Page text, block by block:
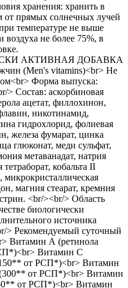
хранения: хранить в
прямых солнечных лучей
температуре не выше
воздуха не более 75%, в
АКТИВНАЯ ДОБАВКА
(Men's vitamins)<br> Не
Форма выпуска:
> Состав: аскорбиновая
ацетат, филлохинон,
никотинамид,
гидрохлорид, фолиевая
железа фумарат, цинка
глюконат, меди сульфат,
метаванадат, натрия
кобальта II
микрокристаллическая
магния стеарат, кремния
<br/><br/> Область
биологически
источника
> Рекомендуемый суточный
Витамин А (ретинола
Витамин C
от РСП*)<br> Витамин
от РСП*)<br> Витамин
от РСП*)<br> Витамин